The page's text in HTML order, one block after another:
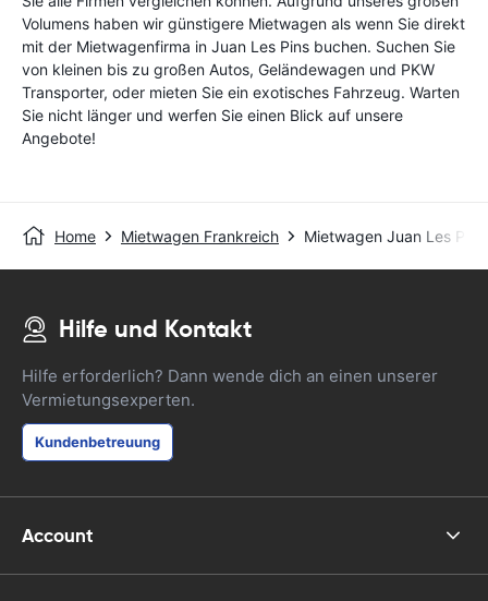
Volumens haben wir günstigere Mietwagen als wenn Sie direkt
mit der Mietwagenfirma in Juan Les Pins buchen. Suchen Sie
von kleinen bis zu großen Autos, Geländewagen und PKW
Transporter, oder mieten Sie ein exotisches Fahrzeug. Warten
Sie nicht länger und werfen Sie einen Blick auf unsere
Angebote!
Home Mietwagen Frankreich Mietwagen Juan Les Pins
Hilfe und Kontakt
Hilfe erforderlich? Dann wende dich an einen unserer
Vermietungsexperten.
Kundenbetreuung
Account